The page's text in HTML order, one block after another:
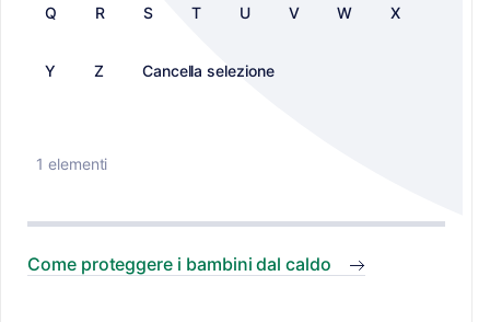
Q R S T U V W X
Y Z Cancella selezione
1 elementi
Come proteggere i bambini dal caldo